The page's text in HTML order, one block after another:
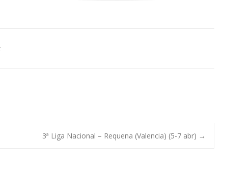
3ª Liga Nacional – Requena (Valencia) (5-7 abr) →